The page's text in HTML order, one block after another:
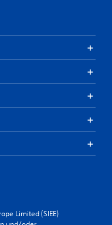
Limited (SIEE)